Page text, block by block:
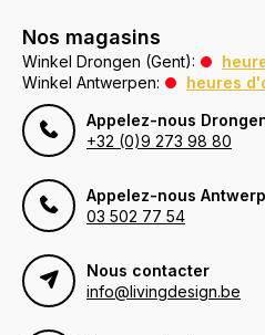
Nos magasins
Winkel Drongen (Gent):
Winkel Antwerpen:
heures
Appelez-nous
+32 (0)9 273 98 80
Appelez-nous
03 502 77 54
Nous contacter
info@livingdesign.be